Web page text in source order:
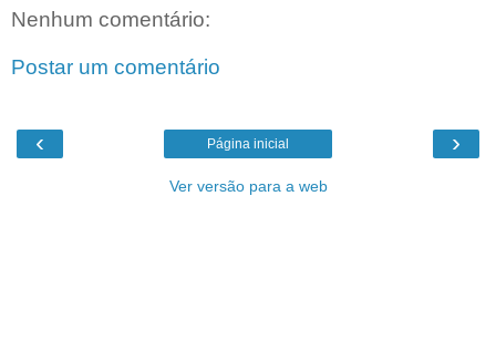
Nenhum comentário:
Postar um comentário
‹ ›
Página inicial
Ver versão para a web